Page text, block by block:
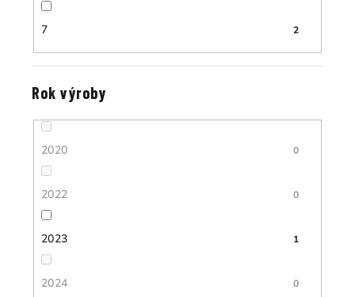
7 2
Rok výroby
2020 0
2022 0
2023 1
2024 0